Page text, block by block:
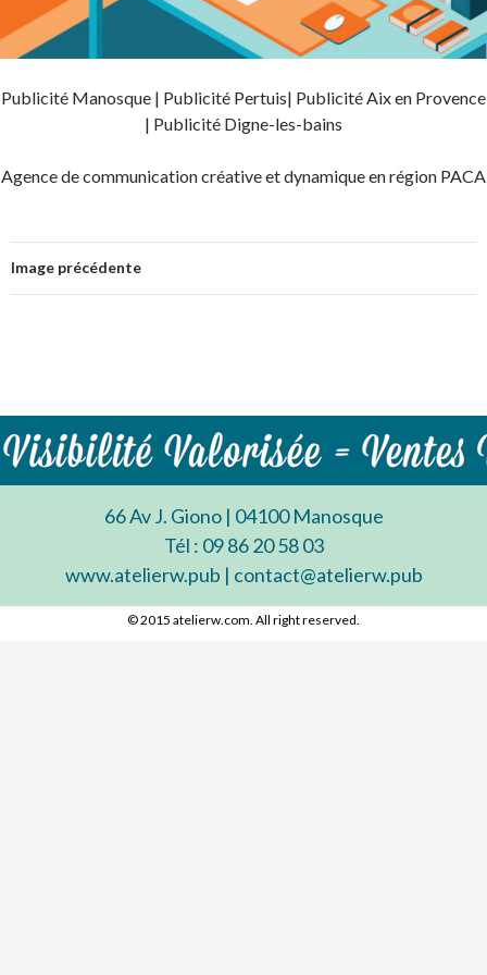
Publicité Manosque | Publicité Pertuis| Publicité Aix en Provence
| Publicité Digne-les-bains
Agence de communication créative et dynamique en région PACA
Image précédente
66 Av J. Giono | 04100 Manosque
Tél : 09 86 20 58 03
www.atelierw.pub | contact@atelierw.pub
© 2015 atelierw.com. All right reserved.